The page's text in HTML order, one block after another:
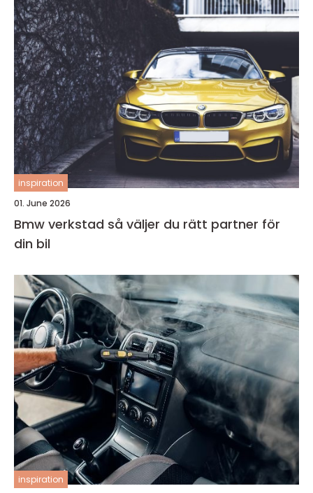
inspiration
01. June 2026
Bmw verkstad så väljer du rätt partner för
din bil
inspiration